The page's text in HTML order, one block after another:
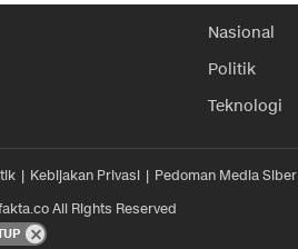
Nasional
Politik
Teknologi
Kebijakan Privasi
Pedoman Media Siber
All Rights Reserved